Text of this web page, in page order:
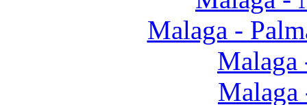
Malaga -
Malaga
Malaga